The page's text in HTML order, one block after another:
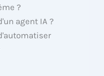
?
agent IA ?